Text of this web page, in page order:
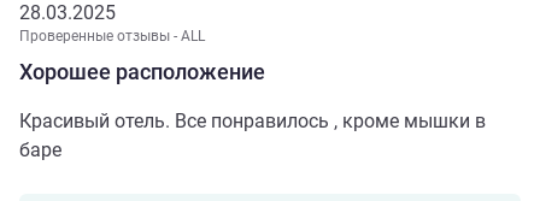
Хорошее расположение
28.03.2025
Проверенные отзывы - ALL
Красивый отель. Все понравилось , кроме мышки в
баре